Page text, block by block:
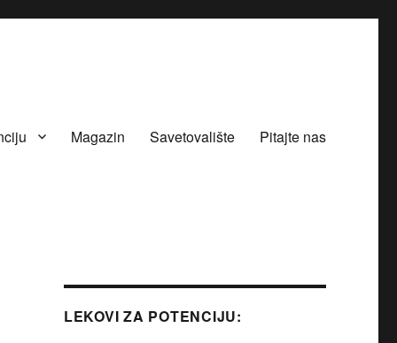
Magazin Savetovalište Pitajte nas
LEKOVI ZA POTENCIJU: